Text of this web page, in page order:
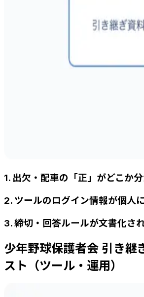
1. 出欠・配車の「正」がどこか
2. ツールのログイン情報が個人
3. 締切・回答ルールが文書化さ
少年野球保護者会 引き継
スト（ツール・運用）